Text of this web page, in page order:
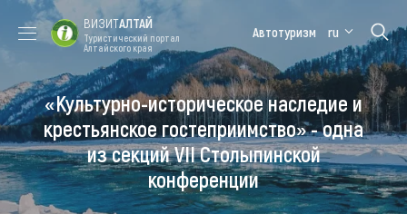
Форум VISIT
ALTAI
Цветение
маральника
Медицинский
форум
Алтайская
зимовка
Туры
Где побывать
ВИЗИТАЛТАЙ
Туристический портал
Алтайского края
Автотуризм ru
«Культурно-историческое наследие и
крестьянское гостеприимство» - одна
из секций VII Столыпинской
конференции